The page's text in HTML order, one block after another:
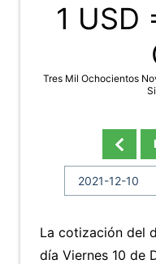
1 USD
Tres Mil Ochocientos
La cotización del
día Viernes 10 de